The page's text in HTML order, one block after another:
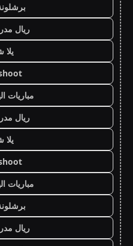
ريال
مباريات
ريال
مباريات
ريال